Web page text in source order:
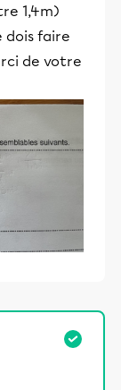
1,4m)
dois faire
de votre